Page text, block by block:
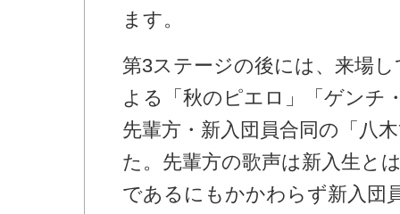
ます。
第3ステージの後には、来場
よる「秋のピエロ」「ゲンチ
先輩方・新入団員合同の「八
た。先輩方の歌声は新入生と
であるにもかかわらず新入団